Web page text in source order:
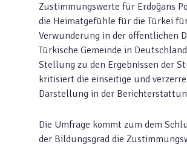
Zustimmungswerte für Erdoğans
die Heimatgefühle für die Türkei
Verwunderung in der öffentlichen
Türkische Gemeinde in
Stellung zu den Ergebnissen der
kritisiert die einseitige und
Darstellung in der
Die Umfrage kommt zum dem
der Bildungsgrad die